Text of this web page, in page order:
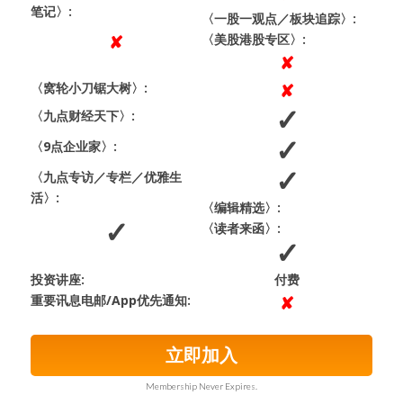
笔记〉:
〈一股一观点／板块追踪〉:
〈美股港股专区〉:
〈窝轮小刀锯大树〉:
〈九点财经天下〉:
〈9点企业家〉:
〈九点专访／专栏／优雅生
活〉:
〈编辑精选〉:
〈读者来函〉:
投资讲座:
付费
重要讯息电邮/App优先通知:
立即加入
Membership Never Expires.